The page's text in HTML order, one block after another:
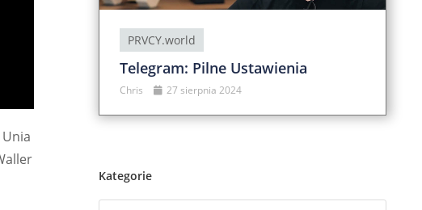
PRVCY.world
Telegram: Pilne Ustawienia
Chris 27 sierpnia 2024
Kategorie